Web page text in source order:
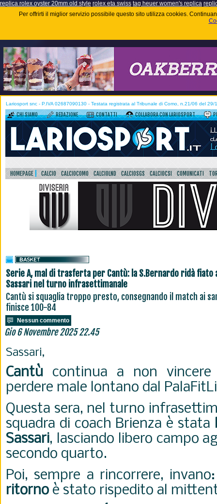
replica rolex oyster 20mm old style rolex eta swiss tag heuer women's replica
Per offrirti il miglior servizio possibile questo sito utilizza cookies.
Lariosport snc - P.IVA 02687090130 - Testata registrata al Tribunale di Como, n.21/06 del 29/
CHI SIAMO REDAZIONE CONTATTI COLLABORA CON LARIOSPORT
HOMEPAGE CALCIO CALCIOCOMO CALCIOLND CALCIOSGS CALCIOCSI COMUNICATI
Serie A, mal di trasferta per Cantù: la S.Bernardo ridà fiato
Sassari nel turno infrasettimanale
Cantù si squaglia troppo presto, consegnando il match ai
finisce 100-84
Nessun commento
Gio 6 Novembre 2025 22.45
Sassari,
Cantù continua a non
perdere male lontano dal
Questa sera, nel turno
squadra di coach Brienza è stata
Sassari, lasciando libero campo
secondo quarto.
Poi, sempre a rincorrere,
ritornoè stato rispedito al